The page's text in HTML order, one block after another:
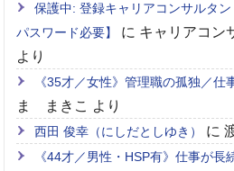
保護中: 登録キャリアコンサルタ
パスワード必要】
に キャリアコン
より
《35才／女性》管理職の孤独／仕
ま まきこ より
西田 俊幸（にしだとしゆき） に
《44才／男性・HSP有》仕事が長